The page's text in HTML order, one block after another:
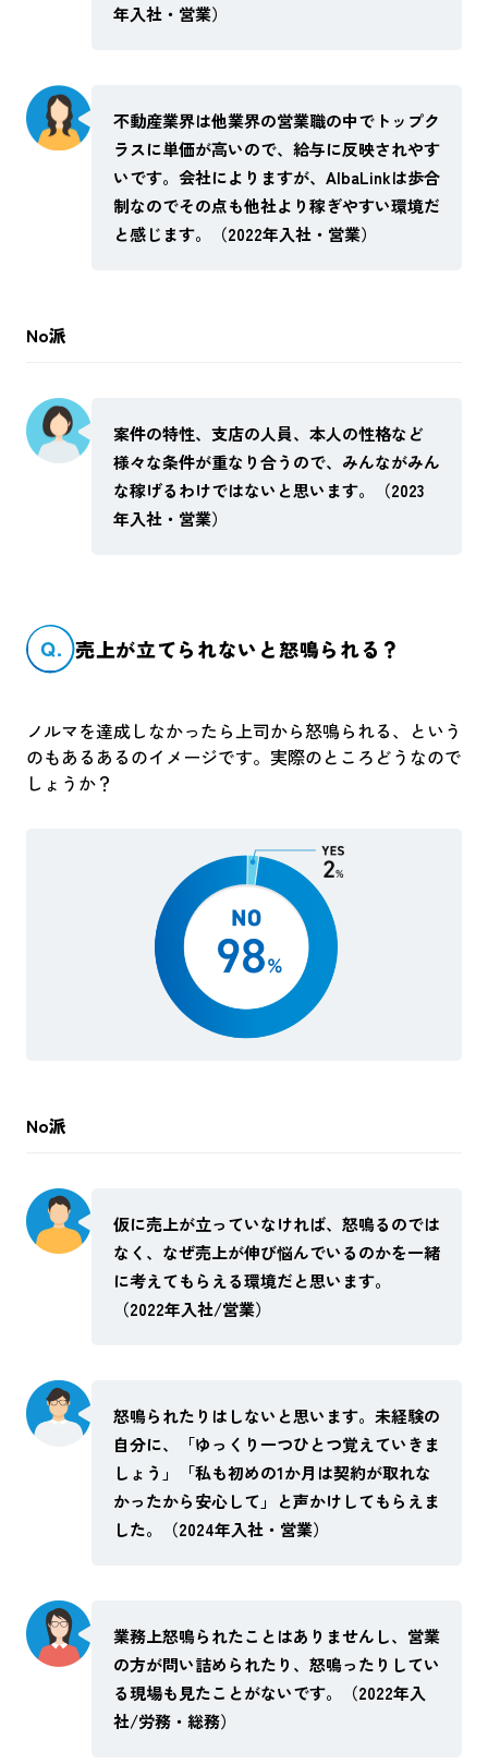
年入社・営業）
不動産業界は他業界の営業職の中でトップク
ラスに単価が高いので、給与に反映されやす
いです。会社によりますが、AlbaLinkは歩合
制なのでその点も他社より稼ぎやすい環境だ
と感じます。（2022年入社・営業）
No派
案件の特性、支店の人員、本人の性格など
様々な条件が重なり合うので、みんながみん
な稼げるわけではないと思います。（2023
年入社・営業）
Q. 売上が立てられないと怒鳴られる？
ノルマを達成しなかったら上司から怒鳴られる、という
のもあるあるのイメージです。実際のところどうなので
しょうか？
No派
仮に売上が立っていなければ、怒鳴るのでは
なく、なぜ売上が伸び悩んでいるのかを一緒
に考えてもらえる環境だと思います。
（2022年入社/営業）
怒鳴られたりはしないと思います。未経験の
自分に、「ゆっくり一つひとつ覚えていきま
しょう」「私も初めの1か月は契約が取れな
かったから安心して」と声かけしてもらえま
した。（2024年入社・営業）
業務上怒鳴られたことはありませんし、営業
の方が問い詰められたり、怒鳴ったりしてい
る現場も見たことがないです。（2022年入
社/労務・総務）